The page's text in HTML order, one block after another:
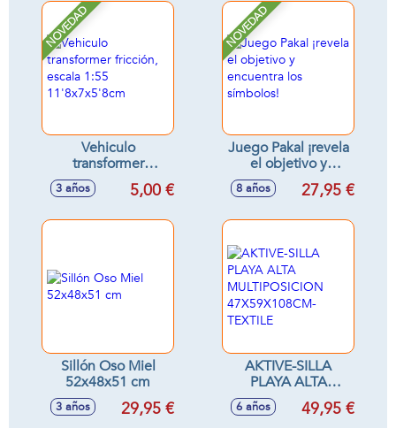
NOVEDAD
Vehiculo
transformer
fricción, escala 1:55
11'8x7x5'8cm
3 años 5,00 €
NOVEDAD
Juego Pakal ¡revela
el objetivo y
encuentra los
símbolos!
8 años 27,95 €
Sillón Oso Miel
52x48x51 cm
3 años 29,95 €
AKTIVE-SILLA
PLAYA ALTA
MULTIPOSICION
47X59X108CM-
6 años 49,95 €